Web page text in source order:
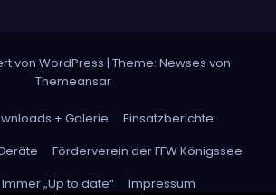
von WordPress | Theme: Newses von
Themeansar
+ Galerie
Einsatzberichte
Förderverein der FFW Königssee
Immer „Up to date“ Impressum